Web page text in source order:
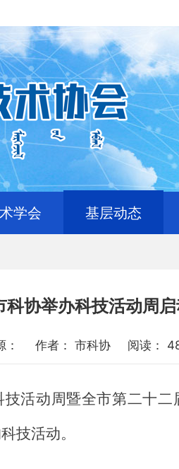
学会 基层动态
协举办科技活动周
： 作者： 市科协 阅读：
活动周暨全市第二十二
技活动。